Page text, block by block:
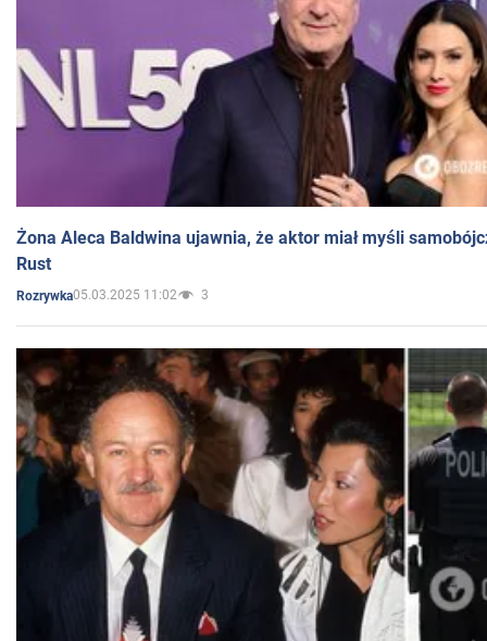
Żona Aleca Baldwina ujawnia, że aktor miał myśli
Rust
Rozrywka05.03.2025 11:02 3